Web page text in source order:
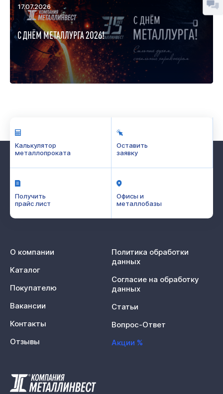
17.07.2026
С ДНЁМ МЕТАЛЛУРГА 2026!
Калькулятор
металлопроката
Оставить
заявку
Получить
прайс лист
Офисы и
металлобазы
О компании
Каталог
Покупателю
Вакансии
Контакты
Отзывы
Политика обработки
данных
Согласие на обработку
данных
Статьи
Вопрос-Ответ
Акции %